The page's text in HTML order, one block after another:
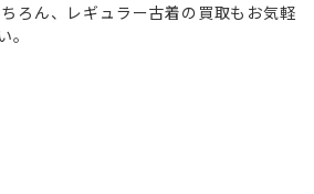
ろん、レギュラー古着の買取もお気軽